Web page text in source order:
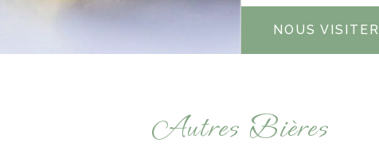
NOUS VISITER
Autres Bières